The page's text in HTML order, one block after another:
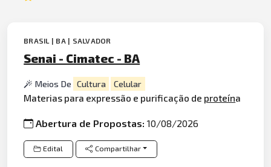
BRASIL | BA | SALVADOR
Senai - Cimatec - BA
Meios De Cultura Celular
Materias para expressão e purificação de proteína
Abertura de Propostas:10/08/2026
Edital Compartilhar